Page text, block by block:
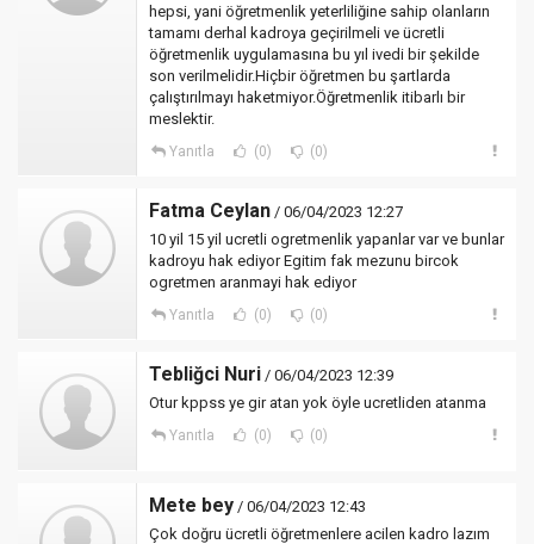
hepsi, yani öğretmenlik yeterliliğine sahip olanların
tamamı derhal kadroya geçirilmeli ve ücretli
öğretmenlik uygulamasına bu yıl ivedi bir şekilde
son verilmelidir.Hiçbir öğretmen bu şartlarda
çalıştırılmayı haketmiyor.Öğretmenlik itibarlı bir
meslektir.
Yanıtla (0) (0)
Fatma Ceylan / 06/04/2023 12:27
10 yil 15 yil ucretli ogretmenlik yapanlar var ve bunlar
kadroyu hak ediyor Egitim fak mezunu bircok
ogretmen aranmayi hak ediyor
Yanıtla (0) (0)
Tebliğci Nuri / 06/04/2023 12:39
Otur kppss ye gir atan yok öyle ucretliden atanma
Yanıtla (0) (0)
Mete bey / 06/04/2023 12:43
Çok doğru ücretli öğretmenlere acilen kadro lazım